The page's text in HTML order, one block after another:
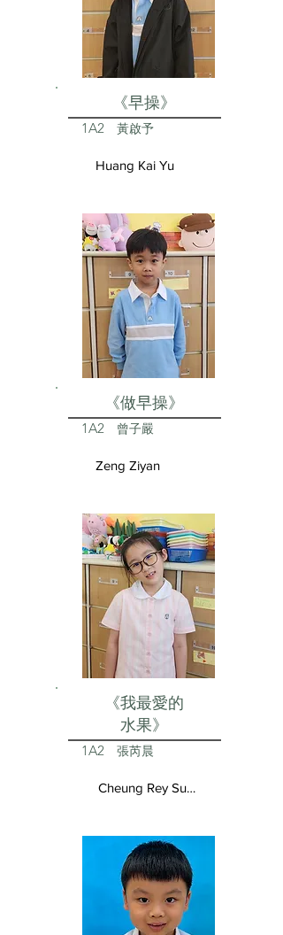
《早操》
1A2 黃啟予
Huang Kai Yu
《做早操》
1A2 曾子嚴
Zeng Ziyan
《我最愛的
水果》
1A2 張芮晨
Cheung Rey Sun Vivienne